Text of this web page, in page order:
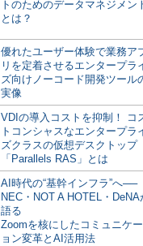
トのためのデータマネジメン
とは？
優れたユーザー体験で業務ア
リを定着させるエンタープラ
ズ向けノーコード開発ツール
実像
VDIの導入コストを抑制！ コ
トコンシャスなエンタープラ
ズクラスの仮想デスクトップ
「Parallels RAS」とは
AI時代の“基幹インフラ”へ──
NEC・NOT A HOTEL・DeNA
語る
Zoomを核にしたコミュニケ
ョン変革とAI活用法